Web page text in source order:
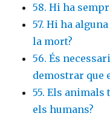
58. Hi ha
57. Hi ha
la mort?
56. És
demostrar que
55. Els animals
els humans?